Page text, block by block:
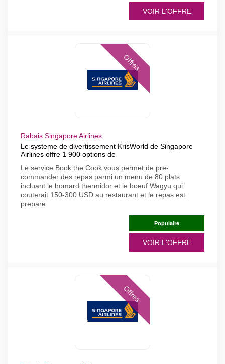
VOIR L'OFFRE
Offres
Rabais Singapore Airlines
Le systeme de divertissement KrisWorld de Singapore
Airlines offre 1 900 options de
Le service Book the Cook vous permet de pre-
commander des repas parmi un menu de 80 plats
incluant le homard thermidor et le boeuf Wagyu qui
couterait 150-300 USD au restaurant et le repas est
prepare
Populaire
VOIR L'OFFRE
Offres